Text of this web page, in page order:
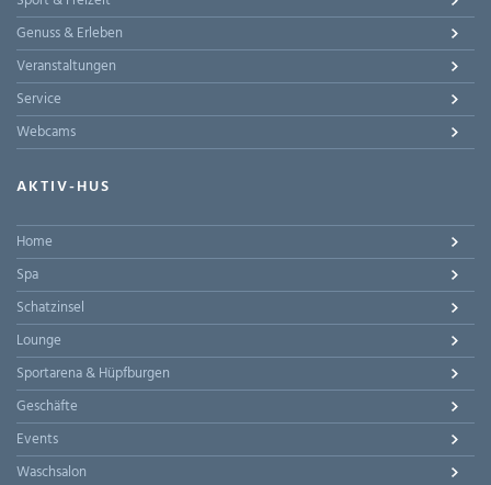
Genuss & Erleben
Veranstaltungen
Service
Webcams
AKTIV-HUS
Home
Spa
Schatzinsel
Lounge
Sportarena & Hüpfburgen
Geschäfte
Events
Waschsalon